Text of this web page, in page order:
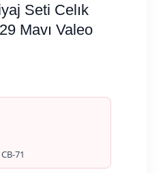
Seti Celık
Mavı Valeo
71